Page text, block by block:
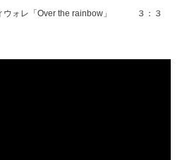
ィウォレ「Over the rainbow」 ３：３